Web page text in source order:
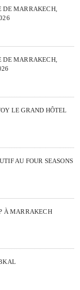
DE MARRAKECH,
DE MARRAKECH,
LE GRAND HÔTEL
AU FOUR SEASONS
À MARRAKECH